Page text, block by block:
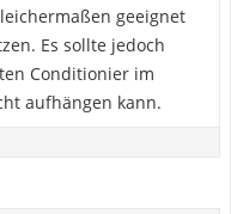
geeignet
Es sollte jedoch
Conditionier im
aufhängen kann.